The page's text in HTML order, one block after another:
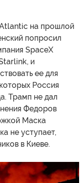
на прошлой
попросил
SpaceX
и
ее для
Россия
Трамп не дал
Федоров
Маска
не уступает,
в Киеве.